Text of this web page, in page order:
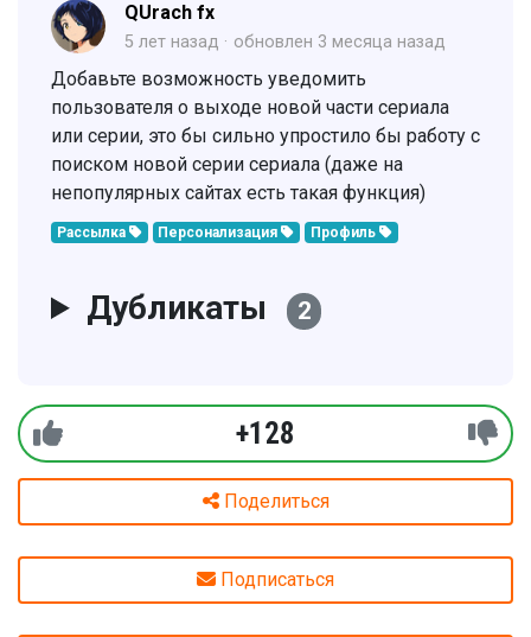
QUrach fx
5 лет назад обновлен 3 месяца назад
Добавьте возможность уведомить
пользователя о выходе новой части сериала
или серии, это бы сильно упростило бы работу с
поиском новой серии сериала (даже на
непопулярных сайтах есть такая функция)
Рассылка Персонализация Профиль
Дубликаты 2
+128
Поделиться
Подписаться